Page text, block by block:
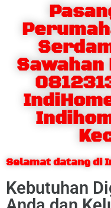
Sawahan
Selamat datang di
Kebutuhan